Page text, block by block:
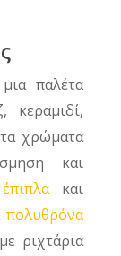
παλέτα
κεραμιδί,
χρώματα
και
και
πολυθρόνα
ριχτάρια